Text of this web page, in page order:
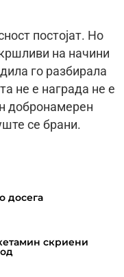
постоjат. Но
на начини
го разбирала
не е награда не е
добронамерен
се брани.
досега
скриени